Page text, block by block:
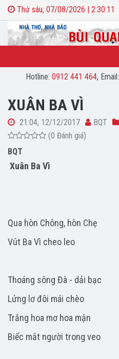
Thứ sáu, 07/08/2026 | 2:30:11
Hotline: 0912 441 464, Email:
XUÂN BA VÌ
21:04, 12/12/2017 BQT
(0 Đánh giá)
BQT
Xuân Ba Vì
Qua hòn Chông, hòn Chẹ
Vút Ba Vì cheo leo
Thoáng sông Đà - dải bạc
Lửng lơ đôi mái chèo
Trắng hoa mơ hoa mận
Biếc mắt người trong veo